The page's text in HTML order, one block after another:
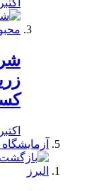
اکتبر 21, 2019
اکتبر 19, 2019
آزمایشگاه